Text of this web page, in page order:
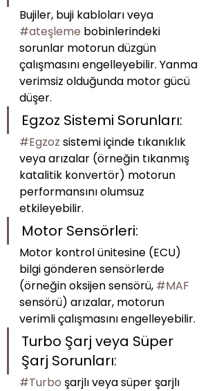
Bujiler, buji kabloları veya
#ateşleme bobinlerindeki
sorunlar motorun düzgün
çalışmasını engelleyebilir. Yanma
verimsiz olduğunda motor gücü
düşer.
Egzoz Sistemi Sorunları:
#Egzoz sistemi içinde tıkanıklık
veya arızalar (örneğin tıkanmış
katalitik konvertör) motorun
performansını olumsuz
etkileyebilir.
Motor Sensörleri:
Motor kontrol ünitesine (ECU)
bilgi gönderen sensörlerde
(örneğin oksijen sensörü, #MAF
sensörü) arızalar, motorun
verimli çalışmasını engelleyebilir.
Turbo Şarj veya Süper
Şarj Sorunları:
#Turbo şarjlı veya süper şarjlı